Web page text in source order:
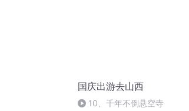
国庆出游去山西
10、千年不倒悬空寺